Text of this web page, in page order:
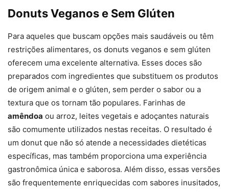
Donuts Veganos e Sem Glúten
Para aqueles que buscam opções mais saudáveis ou têm
restrições alimentares, os donuts veganos e sem glúten
oferecem uma excelente alternativa. Esses doces são
preparados com ingredientes que substituem os produtos
de origem animal e o glúten, sem perder o sabor ou a
textura que os tornam tão populares. Farinhas de
amêndoa ou arroz, leites vegetais e adoçantes naturais
são comumente utilizados nestas receitas. O resultado é
um donut que não só atende a necessidades dietéticas
específicas, mas também proporciona uma experiência
gastronômica única e saborosa. Além disso, essas versões
são frequentemente enriquecidas com sabores inusitados,